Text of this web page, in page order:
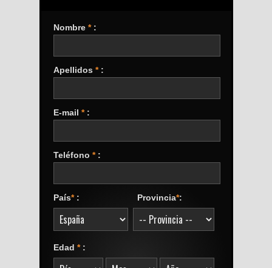
Nombre *:
Apellidos *:
E-mail *:
Teléfono *:
País*: Provincia*:
Edad *: